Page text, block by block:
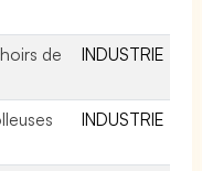
de
INDUSTRIE
INDUSTRIE